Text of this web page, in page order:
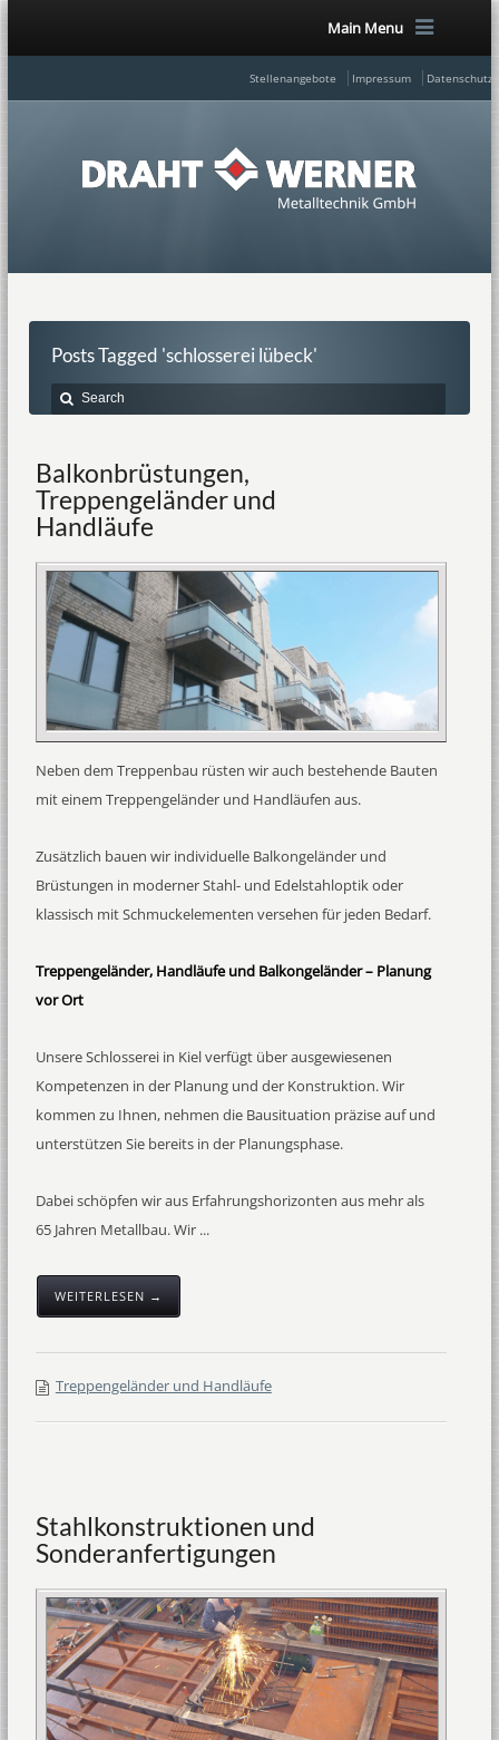
Main Menu
Stellenangebote Impressum
Posts Tagged 'schlosserei lübeck'
Balkonbrüstungen,
Treppengeländer und
Handläufe
Neben dem Treppenbau rüsten wir auch bestehende Bauten
mit einem Treppengeländer und Handläufen aus.
Zusätzlich bauen wir individuelle Balkongeländer und
Brüstungen in moderner Stahl- und Edelstahloptik oder
klassisch mit Schmuckelementen versehen für jeden Bedarf.
Treppengeländer, Handläufe und Balkongeländer – Planung
vor Ort
Unsere Schlosserei in Kiel verfügt über ausgewiesenen
Kompetenzen in der Planung und der Konstruktion. Wir
kommen zu Ihnen, nehmen die Bausituation präzise auf und
unterstützen Sie bereits in der Planungsphase.
Dabei schöpfen wir aus Erfahrungshorizonten aus mehr als
65 Jahren Metallbau. Wir ...
WEITERLESEN →
Treppengeländer und Handläufe
Stahlkonstruktionen und
Sonderanfertigungen